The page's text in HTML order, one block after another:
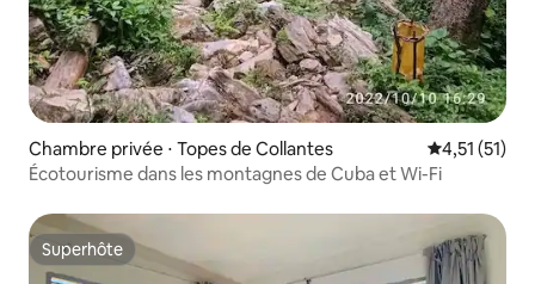
Chambre privée ⋅ Topes de Collantes Évaluation
4,51 (51)
Écotourisme dans les montagnes de Cuba et Wi-Fi
Superhôte
Superhôte